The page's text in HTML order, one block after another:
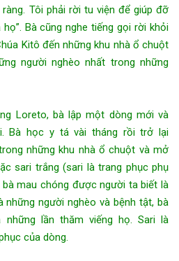
ràng. Tôi phải rời tu viện để giúp đỡ
Bà cũng nghe tiếng gọi rời khỏi
Kitô đến những khu nhà ổ chuột
người nghèo nhất trong những
Loreto, bà lập một dòng mới và
Bà học y tá vài tháng rồi trở lại
những khu nhà ổ chuột và mở
sari trắng (sari là trang phục phụ
mau chóng được người ta biết là
những người nghèo và bệnh tật, bà
lần thăm viếng họ. Sari là
của dòng.